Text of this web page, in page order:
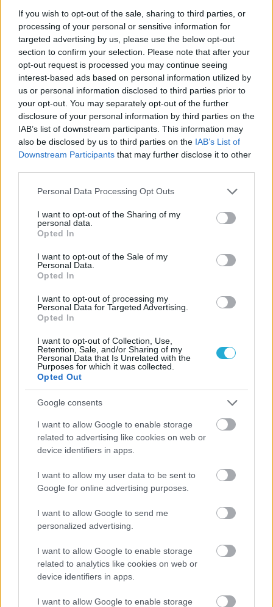
If you wish to opt-out of the sale, sharing to third parties, or
processing of your personal or sensitive information for
targeted advertising by us, please use the below opt-out
section to confirm your selection. Please note that after your
opt-out request is processed you may continue seeing
interest-based ads based on personal information utilized by
us or personal information disclosed to third parties prior to
your opt-out. You may separately opt-out of the further
disclosure of your personal information by third parties on the
IAB’s list of downstream participants. This information may
also be disclosed by us to third parties on the IAB’s List of
Downstream Participants that may further disclose it to other
Please note that this website/app uses one or more Google
not limited to your visit or usage behaviour. You may click to
grant or deny consent to Google and its third-party tags to
use your data for below specified purposes in below Google
consent section.
Personal Data Processing Opt Outs
I want to opt-out of the Sharing of my
personal data.
Opted In
I want to opt-out of the Sale of my
Personal Data.
Opted In
I want to opt-out of processing my
Personal Data for Targeted Advertising.
Opted In
I want to opt-out of Collection, Use,
Retention, Sale, and/or Sharing of my
Personal Data that Is Unrelated with the
Purposes for which it was collected.
Opted Out
Google consents
I want to allow Google to enable storage
related to advertising like cookies on web or
device identifiers in apps.
I want to allow my user data to be sent to
Google for online advertising purposes.
I want to allow Google to send me
personalized advertising.
I want to allow Google to enable storage
related to analytics like cookies on web or
device identifiers in apps.
I want to allow Google to enable storage
06/08/2026
Η FIVB σχεδιάζει να διοργανώσει το Παγκόσμιο
Πρωτάθλημα τον Δεκέμβριο – Αντιδρούν οι σύλλογοι
06/08/2026
Έτοιμη για… υψηλές πτήσεις η Μπενφίκα του Ψάρρα
με τον «Ιπτάμενο Ολλανδό» Βίλτενμπουργκ
05/08/2026
05/08/2026
Προς στρατηγική συνεργασία ΠΑΣΑΠΠ και
Πανεπιστημίου Πατρών
05/08/2026
εδάφους με Σουηδία
ΓΝΩΜΕΣ
ΠΕΝΥ ΡΟΝΤΟΓΙΑΝΝΗ
11/03/2026
Από την Περούτζια του 2000
ευρωπαϊκό ραντεβού του
Παναθηναϊκού με την
ΗΛΙΑΣ ΠΑΠΑΪΩΑΝΝΟΥ
08/03/2026
Α.Ο. Θήρας